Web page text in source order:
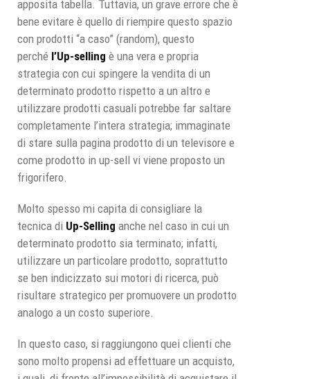
apposita tabella. Tuttavia, un grave errore che è
bene evitare è quello di riempire questo spazio
con prodotti “a caso” (random), questo
perché l’Up-selling è una vera e propria
strategia con cui spingere la vendita di un
determinato prodotto rispetto a un altro e
utilizzare prodotti casuali potrebbe far saltare
completamente l’intera strategia; immaginate
di stare sulla pagina prodotto di un televisore e
come prodotto in up-sell vi viene proposto un
frigorifero.
Molto spesso mi capita di consigliare la
tecnica di Up-Selling anche nel caso in cui un
determinato prodotto sia terminato; infatti,
utilizzare un particolare prodotto, soprattutto
se ben indicizzato sui motori di ricerca, può
risultare strategico per promuovere un prodotto
analogo a un costo superiore.
In questo caso, si raggiungono quei clienti che
sono molto propensi ad effettuare un acquisto,